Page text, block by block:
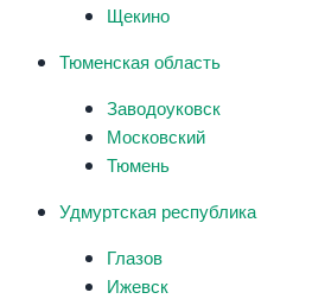
Щекино
Тюменская область
Заводоуковск
Московский
Тюмень
Удмуртская республика
Глазов
Ижевск